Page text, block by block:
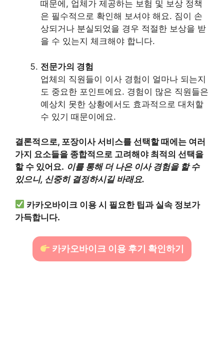
때문에, 업체가 제공하는 보험 및 보상 정책
은 필수적으로 확인해 보셔야 해요. 짐이 손
상되거나 분실되었을 경우 적절한 보상을 받
을 수 있는지 체크해야 합니다.
전문가의 경험
업체의 직원들이 이사 경험이 얼마나 되는지
도 중요한 포인트에요. 경험이 많은 직원들은
예상치 못한 상황에서도 효과적으로 대처할
수 있기 때문이에요.
결론적으로, 포장이사 서비스를 선택할 때에는 여러
가지 요소들을 종합적으로 고려해야 최적의 선택을
할 수 있어요. 이를 통해 더 나은 이사 경험을 할 수
있으니, 신중히 결정하시길 바래요.
카카오바이크 이용 시 필요한 팁과 실속 정보가
가득합니다.
카카오바이크 이용 후기 확인하기